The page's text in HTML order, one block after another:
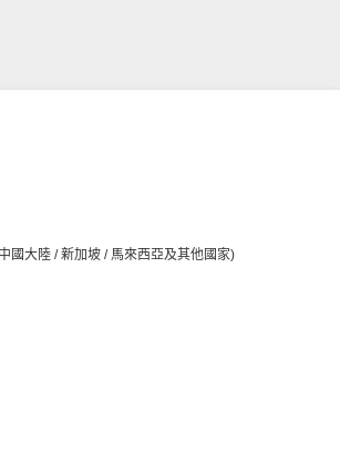
國大陸 / 新加坡 / 馬來西亞及其他國家)